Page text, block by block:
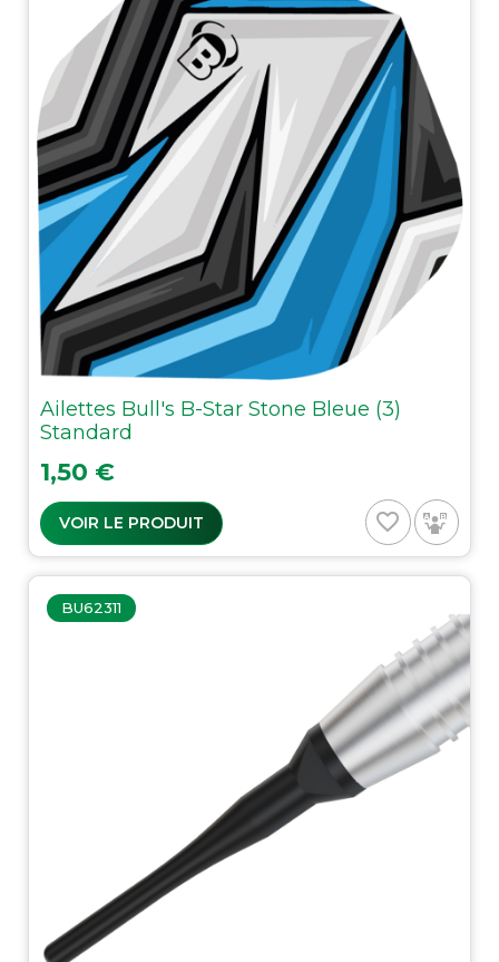
Ailettes Bull's B-Star Stone Bleue (3)
Standard
Prix
1,50 €
VOIR LE PRODUIT favorite_border
BU62311